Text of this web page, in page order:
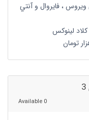
، فايروال و آنتي
لینوکس
نمایندگی هاست سی پنل آلمان پلن 3
0 Available